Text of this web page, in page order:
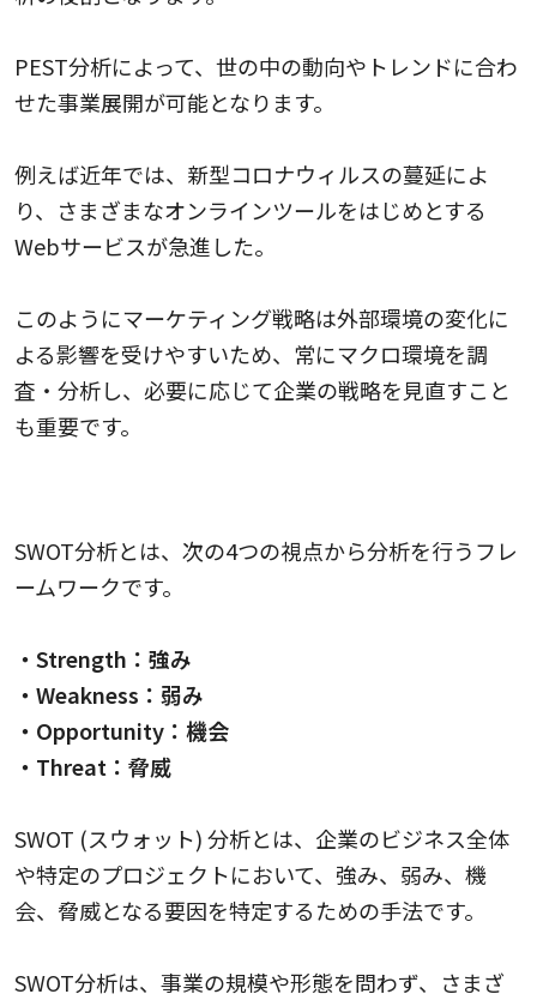
PEST分析によって、世の中の動向やトレンドに合わ
せた事業展開が可能となります。
例えば近年では、新型コロナウィルスの蔓延によ
り、さまざまなオンラインツールをはじめとする
Webサービスが急進した。
このようにマーケティング戦略は外部環境の変化に
よる影響を受けやすいため、常にマクロ環境を調
査・分析し、必要に応じて企業の戦略を見直すこと
も重要です。
SWOT分析とは、次の4つの視点から分析を行うフレ
ームワークです。
・Strength：強み
・Weakness：弱み
・Opportunity：機会
・Threat：脅威
SWOT (スウォット) 分析とは、企業のビジネス全体
や特定のプロジェクトにおいて、強み、弱み、機
会、脅威となる要因を特定するための手法です。
SWOT分析は、事業の規模や形態を問わず、さまざ